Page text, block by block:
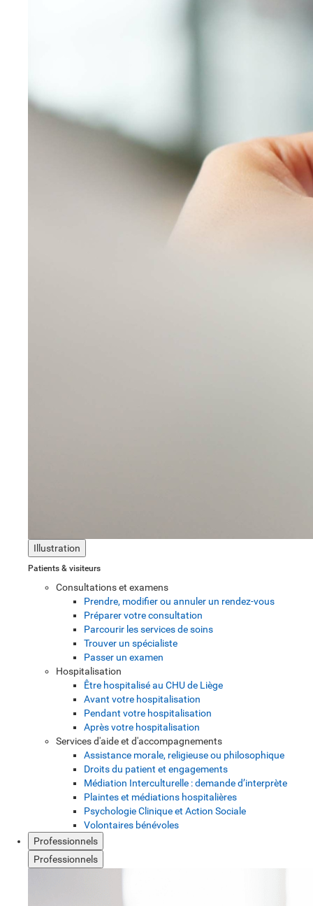
Illustration
Patients & visiteurs
Consultations et examens
Prendre, modifier ou annuler un rendez-vous
Préparer votre consultation
Parcourir les services de soins
Trouver un spécialiste
Passer un examen
Hospitalisation
Être hospitalisé au CHU de Liège
Avant votre hospitalisation
Pendant votre hospitalisation
Après votre hospitalisation
Services d'aide et d'accompagnements
Assistance morale, religieuse ou philosophique
Droits du patient et engagements
Médiation Interculturelle : demande d’interprète
Plaintes et médiations hospitalières
Psychologie Clinique et Action Sociale
Volontaires bénévoles
Professionnels
Professionnels